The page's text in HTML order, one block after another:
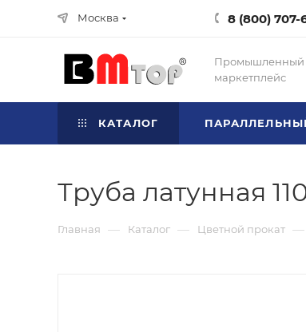
Москва 8 (800) 707-
Промышленный
маркетплейс
КАТАЛОГ
Труба латунная
Главная — Каталог — Цветной прокат —